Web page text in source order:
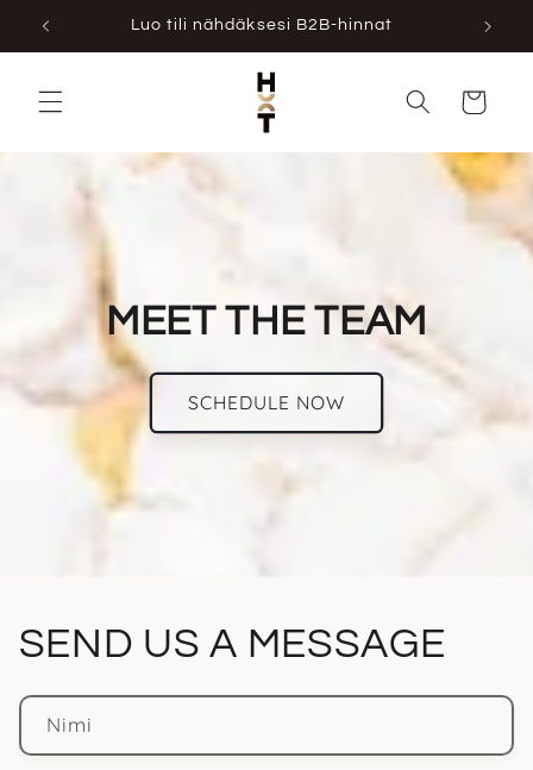
siirry
sisältöön
Luo tili nähdäksesi B2B-hinnat
Ostoskori
MEET THE TEAM
SCHEDULE NOW
SEND US A MESSAGE
Nimi